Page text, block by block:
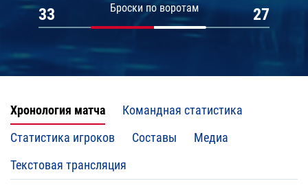
Броски по воротам
33 27
Хронология матча
Командная статистика
Статистика игроков
Составы
Медиа
Текстовая трансляция